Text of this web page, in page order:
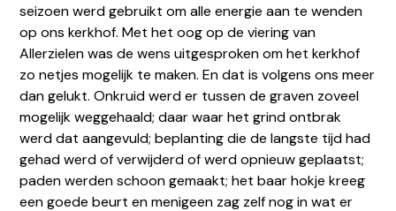
seizoen werd gebruikt om alle energie aan te wenden
op ons kerkhof. Met het oog op de viering van
Allerzielen was de wens uitgesproken om het kerkhof
zo netjes mogelijk te maken. En dat is volgens ons meer
dan gelukt. Onkruid werd er tussen de graven zoveel
mogelijk weggehaald; daar waar het grind ontbrak
werd dat aangevuld; beplanting die de langste tijd had
gehad werd of verwijderd of werd opnieuw geplaatst;
paden werden schoon gemaakt; het baar hokje kreeg
een goede beurt en menigeen zag zelf nog in wat er